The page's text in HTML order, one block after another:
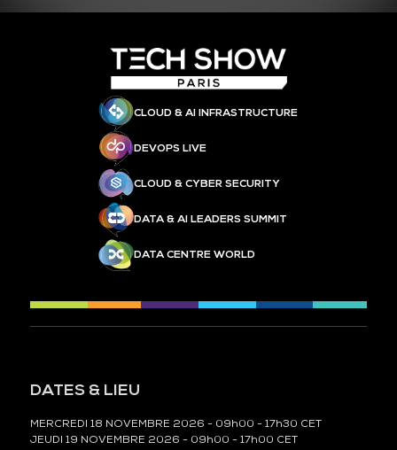
CLOUD & AI INFRASTRUCTURE
DEVOPS LIVE
CLOUD & CYBER SECURITY
DATA & AI LEADERS SUMMIT
DATA CENTRE WORLD
DATES & LIEU
MERCREDI 18 NOVEMBRE 2026 - 09h00 - 17h30 CET
JEUDI 19 NOVEMBRE 2026 - 09h00 - 17h00 CET